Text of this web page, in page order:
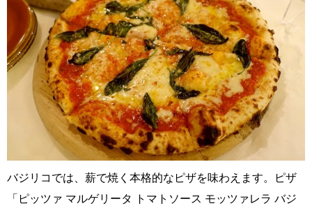
バジリコでは、薪で焼く本格的なピザを味わえます。ピザ
「ピッツァ マルゲリータ トマトソース モッツァレラ バジ